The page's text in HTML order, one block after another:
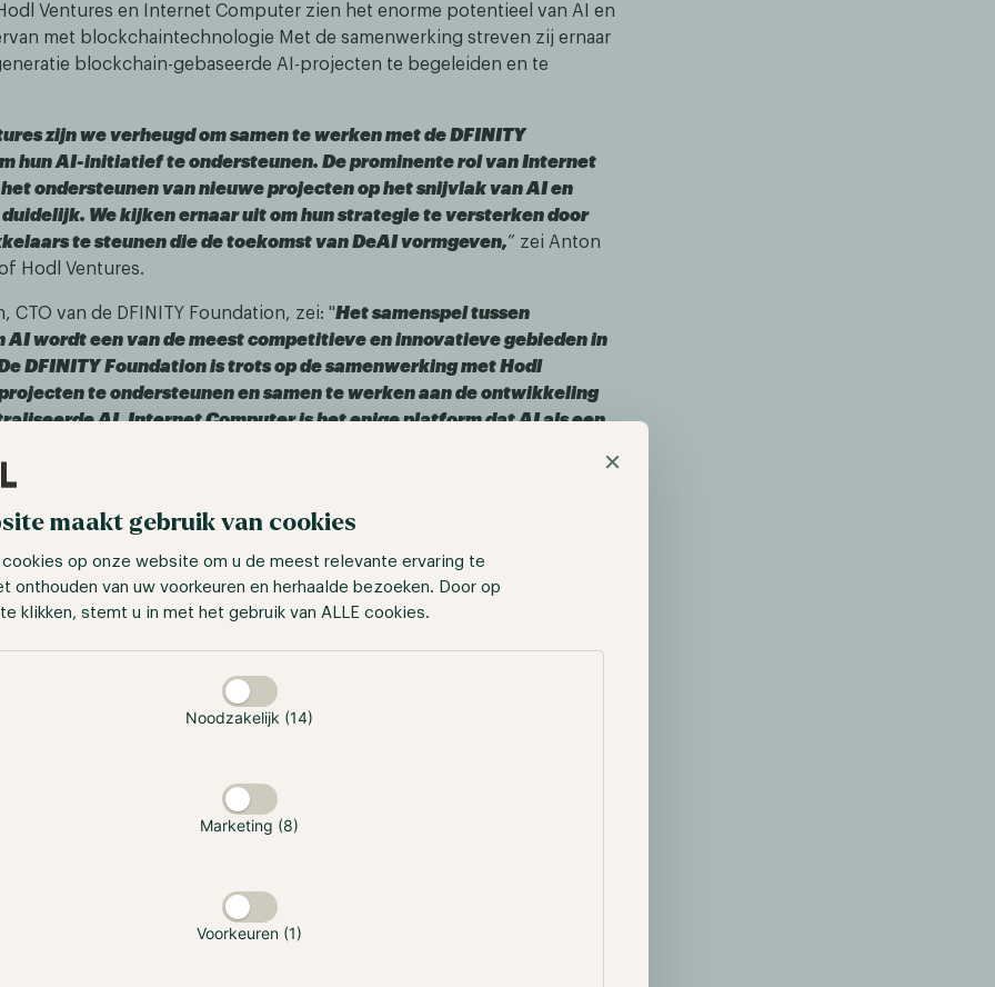
×
maakt gebruik van cookies
cookies op onze website om u de meest relevante ervaring te
onthouden van uw voorkeuren en herhaalde bezoeken. Door op
klikken, stemt u in met het gebruik van ALLE cookies.
Noodzakelijk (14)
Marketing (8)
Voorkeuren (1)
Ventures en Internet Computer zien het enorme potentieel van AI en
met blockchaintechnologie Met de samenwerking streven zij ernaar
blockchain-gebaseerde AI-projecten te begeleiden en te
zijn we verheugd om samen te werken met de DFINITY
hun AI-initiatief te ondersteunen. De prominente rol van Internet
ondersteunen van nieuwe projecten op het snijvlak van AI en
We kijken ernaar uit om hun strategie te versterken door
te steunen die de toekomst van DeAI vormgeven,” zei Anton
Hodl Ventures.
CTO van de DFINITY Foundation, zei: "Het samenspel tussen
AI wordt een van de meest competitieve en innovatieve gebieden in
DFINITY Foundation is trots op de samenwerking met Hodl
te ondersteunen en samen te werken aan de ontwikkeling
AI. Internet Computer is het enige platform dat AI als een
kunnen bereiken.
oprichter van de DFINITY Foundation, heeft onlangs laten zien hoe
Gedecentraliseerde AI houdt in dat AI-training en -inferences als smart
worden uitgevoerd, wat helpt om de vertrouwensproblemen van AI
Gebruikers kunnen de inputs voor de modellen die ze gebruiken
de noodzaak om deze blindelings te vertrouwen vermindert. Echter
en -inferences veel energie en daardoor schieten de beperkte
capaciteiten van traditionele blockchain-netwerken vaak tekort. Toch
ontwerp van het Internet Computer Protocol (ICP) erin om de
eigenschappen van ICP maken gedecentraliseerde en betrouwbare
AI verder te ontwikkelen.